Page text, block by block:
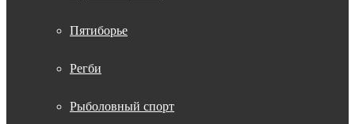
Пятиборье
Регби
Рыболовный спорт